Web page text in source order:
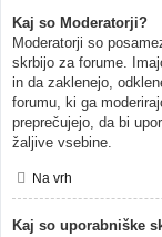
Kaj so Moderatorji?
Moderatorji so
skrbijo za forume.
in da zaklenejo,
forumu, ki ga
preprečujejo, da bi
žaljive vsebine.
Na vrh
Kaj so uporabniške